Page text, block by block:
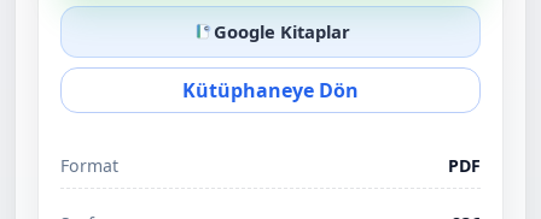
Google Kitaplar
Kütüphaneye Dön
Format PDF